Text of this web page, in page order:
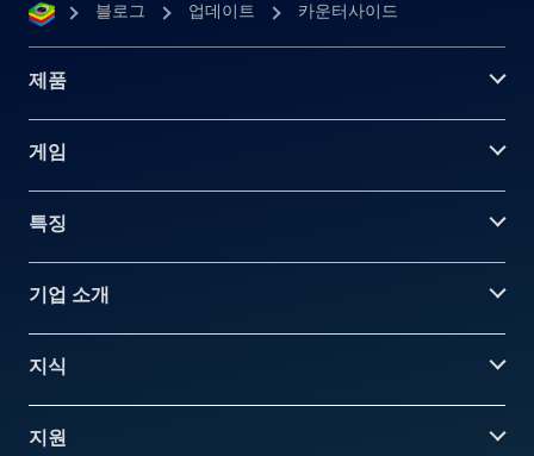
블로그 업데이트 카운터사이드
제품
게임
특징
기업 소개
지식
지원